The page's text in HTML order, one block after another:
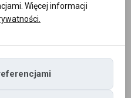
Więcej informacji